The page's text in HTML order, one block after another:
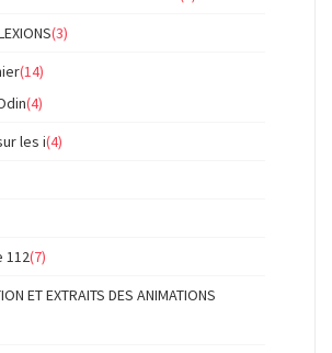
(3)
(14)
(4)
les i(4)
112(7)
ET EXTRAITS DES ANIMATIONS